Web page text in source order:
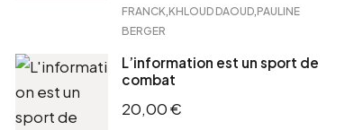
FRANCK KHLOUD DAOUD PAULINE
BERGER
L’information est un sport de
combat
20,00€